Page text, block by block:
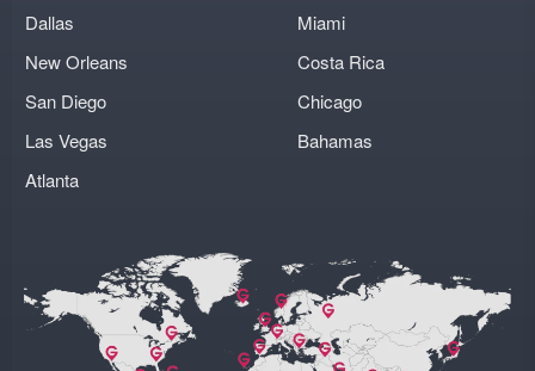
Dallas
New Orleans
San Diego
Las Vegas
Atlanta
Miami
Costa Rica
Chicago
Bahamas